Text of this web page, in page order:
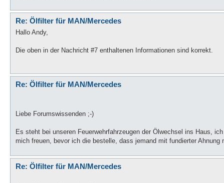
Re: Ölfilter für MAN/Mercedes
Hallo Andy,
Die oben in der Nachricht #7 enthaltenen Informationen sind korrekt.
Re: Ölfilter für MAN/Mercedes
Liebe Forumswissenden ;-)
Es steht bei unseren Feuerwehrfahrzeugen der Ölwechsel ins Haus,
mich freuen, bevor ich die bestelle, dass jemand mit fundierter Ahnung
Re: Ölfilter für MAN/Mercedes